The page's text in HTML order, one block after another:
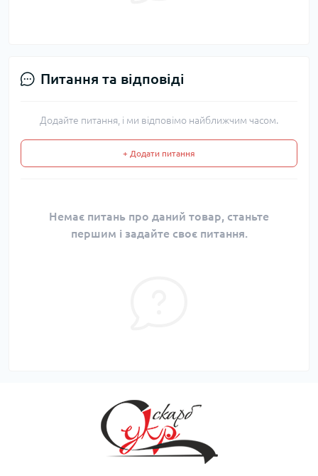
Питання та відповіді
Додайте питання, і ми відповімо найближчим часом.
+ Додати питання
Немає питань про даний товар, станьте
першим і задайте своє питання.